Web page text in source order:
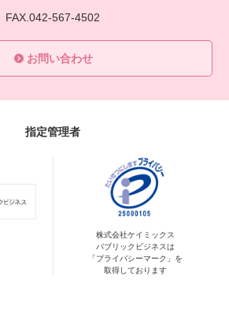
FAX.042-567-4502
お問い合わせ
指定管理者
株式会社ケイミックス
パブリックビジネスは
「プライバシーマーク」を
取得しております